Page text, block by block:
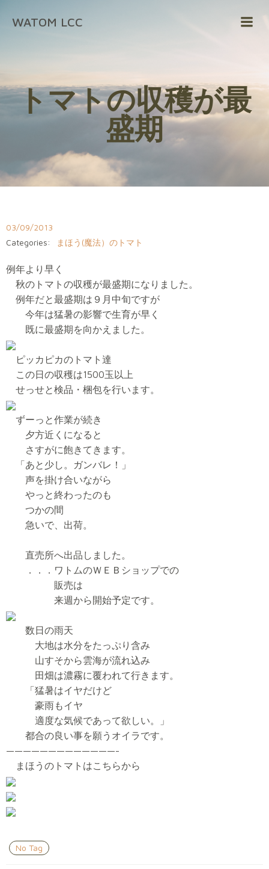
ス
キ
ッ
プ
WATOM LCC
トマトの収穫が最
盛期
03/09/2013
Categories:
まほう(魔法）のトマト
例年より早く
秋のトマトの収穫が最盛期になりました。
例年だと最盛期は９月中旬ですが
今年は猛暑の影響で生育が早く
既に最盛期を向かえました。
ピッカピカのトマト達
この日の収穫は1500玉以上
せっせと検品・梱包を行います。
ずーっと作業が続き
夕方近くになると
さすがに飽きてきます。
「あと少し。ガンバレ！」
声を掛け合いながら
やっと終わったのも
つかの間
急いで、出荷。
直売所へ出品しました。
．．．ワトムのＷＥＢショップでの
販売は
来週から開始予定です。
数日の雨天
大地は水分をたっぷり含み
山すそから雲海が流れ込み
田畑は濃霧に覆われて行きます。
「猛暑はイヤだけど
豪雨もイヤ
適度な気候であって欲しい。」
都合の良い事を願うオイラです。
—————————————-
まほうのトマトはこちらから
No Tag